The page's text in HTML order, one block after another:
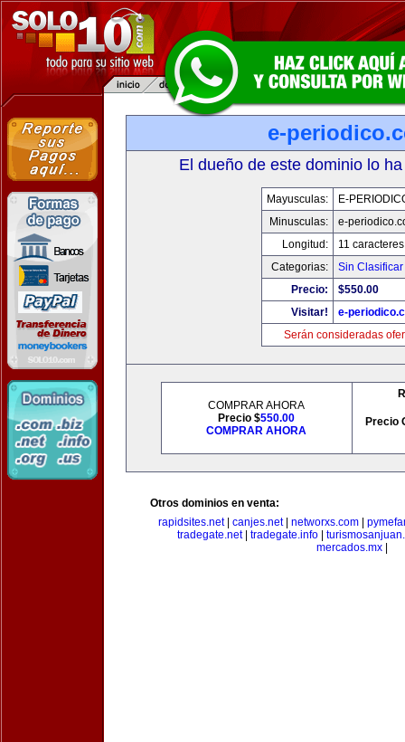
e-
El dueño de este dominio lo
Mayusculas:
E-
Minusculas:
e-
Longitud:
11 caracteres
Categorias:
Sin Clasificar
Precio:
$550.00
Visitar!
e-
Serán consideradas
COMPRAR AHORA
Precio $550.00
COMPRAR AHORA
Precio
Otros dominios en venta:
rapidsites.net| canjes.net| networxs.com|
tradegate.net| tradegate.info
mercados.mx|